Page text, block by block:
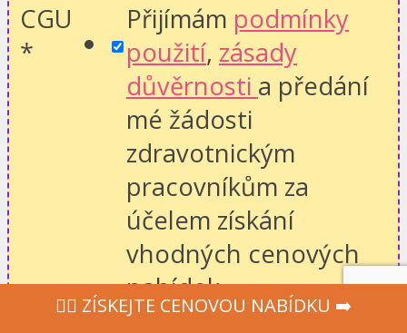
CGU
*
Přijímám podmínky
použití, zásady
důvěrnosti a předání
mé žádosti
zdravotnickým
pracovníkům za
účelem získání
vhodných cenových
nabídek.
Name
‍👩‍⚕ ZÍSKEJTE CENOVOU NABÍDKU ➡️